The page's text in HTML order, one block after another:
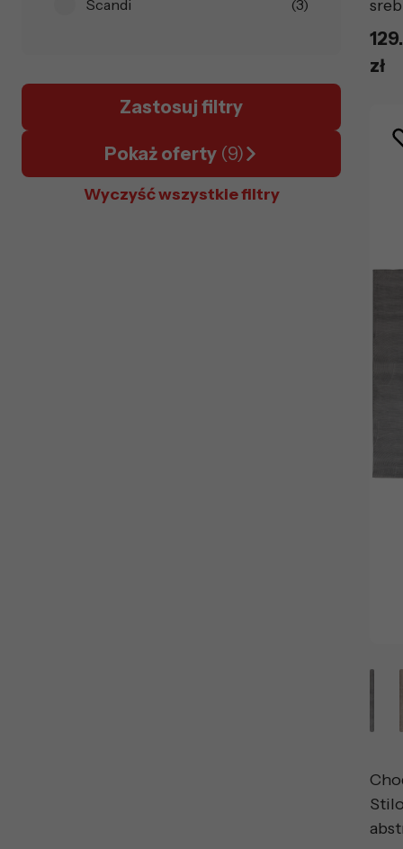
Scandi (3)
Zastosuj filtry
Pokaż oferty (9)
Wyczyść wszystkie filtry
zł